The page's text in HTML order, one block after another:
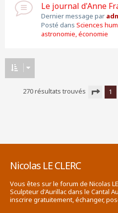
Le journal d'Anne
Dernier message par
Posté dans Sciences
astronomie, économie
270 résultats trouvés
1
Nicolas LE CLERC
Vous êtes sur le forum de Nicolas
Sculpteur d'Aurillac dans le Cantal
inscrire gratuitement, échanger,